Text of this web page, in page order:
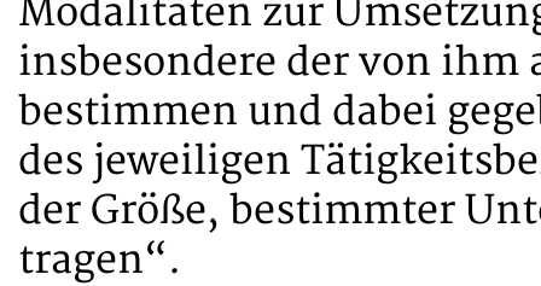
Modalitäten zur
insbesondere der von ihm
bestimmen und dabei
des jeweiligen
der Größe, bestimmter
tragen“.